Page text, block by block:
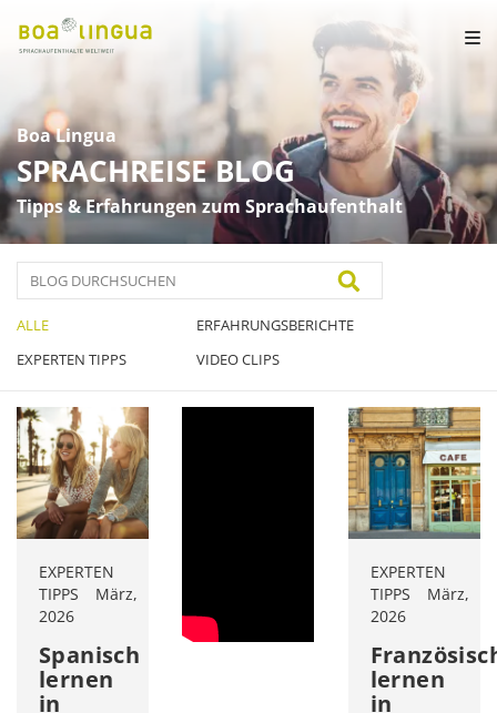
Boa Lingua
SPRACHREISE BLOG
Tipps & Erfahrungen zum Sprachaufenthalt
ALLE
ERFAHRUNGSBERICHTE
EXPERTEN TIPPS
VIDEO CLIPS
BLOG DURCHSUCHEN
EXPERTEN
TIPPS
März,
2026
Spanisch
lernen
in
EXPERTEN
TIPPS
März,
2026
lernen
in